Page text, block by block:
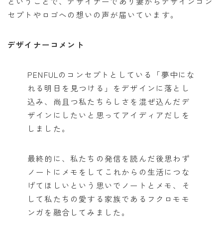
セプトやロゴへの想いの声が届いています。
デザイナーコメント
PENFULのコンセプトとしている「夢中にな
れる明日を見つける」をデザインに落とし
込み、尚且つ私たちらしさを混ぜ込んだデ
ザインにしたいと思ってアイディアだしを
しました。
最終的に、私たちの発信を読んだ後思わず
ノートにメモをしてこれからの生活につな
げてほしいという思いでノートとメモ、そ
して私たちの愛する家族であるフクロモモ
ンガを融合してみました。